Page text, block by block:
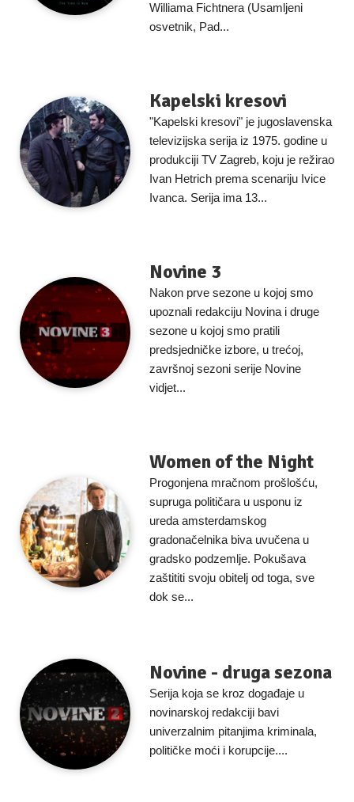
Williama Fichtnera (Usamljeni
osvetnik, Pad...
Kapelski kresovi
"Kapelski kresovi" je jugoslavenska
televizijska serija iz 1975. godine u
produkciji TV Zagreb, koju je režirao
Ivan Hetrich prema scenariju Ivice
Ivanca. Serija ima 13...
Novine 3
Nakon prve sezone u kojoj smo
upoznali redakciju Novina i druge
sezone u kojoj smo pratili
predsjedničke izbore, u trećoj,
završnoj sezoni serije Novine
vidjet...
Women of the Night
Progonjena mračnom prošlošću,
supruga političara u usponu iz
ureda amsterdamskog
gradonačelnika biva uvučena u
gradsko podzemlje. Pokušava
zaštititi svoju obitelj od toga, sve
dok se...
Novine - druga sezona
Serija koja se kroz događaje u
novinarskoj redakciji bavi
univerzalnim pitanjima kriminala,
političke moći i korupcije....